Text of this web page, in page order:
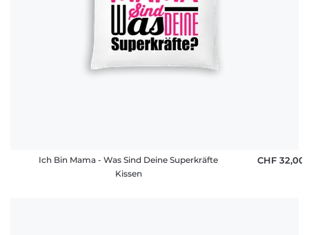
Ich Bin Mama - Was Sind Deine Superkräfte
Kissen
CHF 32,00